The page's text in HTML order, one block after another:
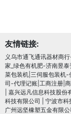
友情链接:
义乌市通飞通讯器材商
家_绿色有机肥-济南昱
菜包装机|三伺服包装机-
司-代理记账|工商注册|
嘉兴远凡信息科技股份
科技有限公司
宁波市科
广州远坚橡塑五金有限公